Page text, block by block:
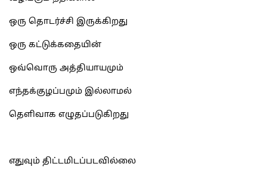
ஒரு தொடர்ச்சி இருக்கிறது
ஒரு கட்டுக்கதையின்
ஒவ்வொரு அத்தியாயமும்
எந்தக்குழப்பமும் இல்லாமல்
தெளிவாக எழுதப்படுகிறது
எதுவும் திட்டமிடப்படவில்லை